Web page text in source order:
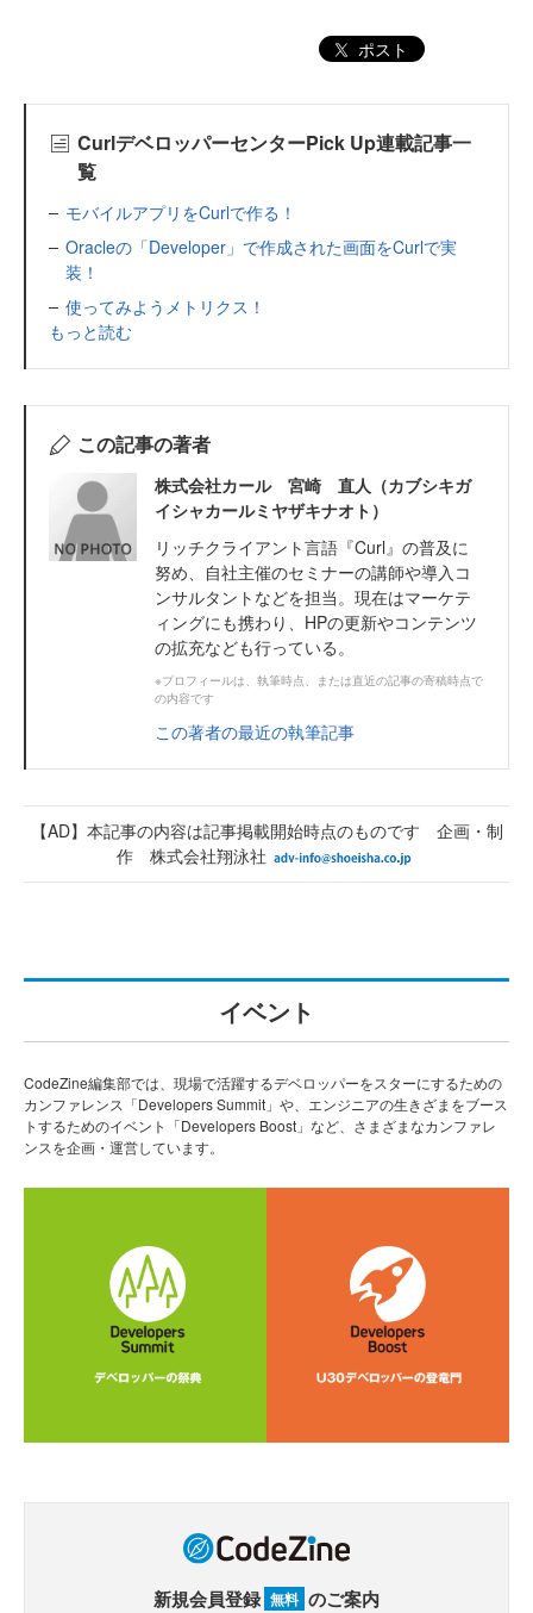
ポスト
CurlデベロッパーセンターPick Up連載記事一
覧
モバイルアプリをCurlで作る！
Oracleの「Developer」で作成された画面をCurlで実
装！
使ってみようメトリクス！
もっと読む
この記事の著者
株式会社カール 宮崎 直人（カブシキガ
イシャカールミヤザキナオト）
リッチクライアント言語『Curl』の普及に
努め、自社主催のセミナーの講師や導入コ
ンサルタントなどを担当。現在はマーケテ
ィングにも携わり、HPの更新やコンテンツ
の拡充なども行っている。
※プロフィールは、執筆時点、または直近の記事の寄稿時点で
の内容です
この著者の最近の執筆記事
【AD】本記事の内容は記事掲載開始時点のものです 企画・制
作 株式会社翔泳社
イベント
CodeZine編集部では、現場で活躍するデベロッパーをスターにするための
カンファレンス「Developers Summit」や、エンジニアの生きざまをブース
トするためのイベント「Developers Boost」など、さまざまなカンファレ
ンスを企画・運営しています。
新規会員登録 無料 のご案内